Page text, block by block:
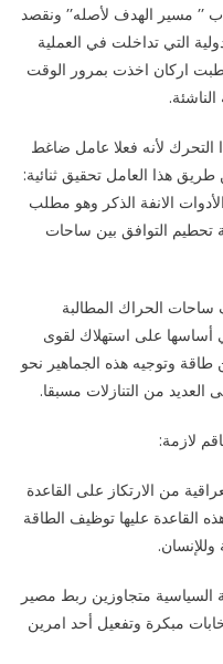
ب ’’ مسير الهدف لأصله’’ ونقصد
التي تداخلت في العملية
اركان اخذت بمرور الوقت
التحرك لأنه فعلا عامل ضاغط
هذا العامل تحقيق ثنائية:
الانفة الذكر وهو مطلب
التوافق بين ساحات
الحراك المطالبة
أساسها على استهلاك لقوى
وتوجيه هذه الجماهير نحو
العديد من التنازلات مسبقا.
لازمة:
من الارتكاز على القاعدة
القاعدة عليها توظيف الطاقة
السياسية متجاوزين ربط مصير
مبكرة وتفعيل أحد امرين